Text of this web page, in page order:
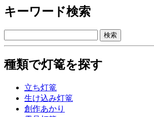
キーワード検索
種類で灯篭を探す
立ち灯篭
生け込み灯篭
創作あかり